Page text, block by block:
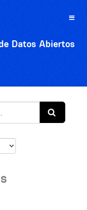
Toggle
Datos Abiertos